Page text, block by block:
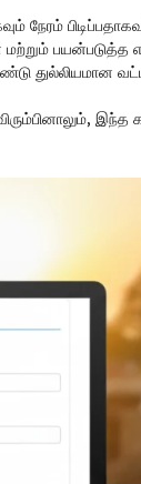
பயன்படுத்த
துல்லியமான